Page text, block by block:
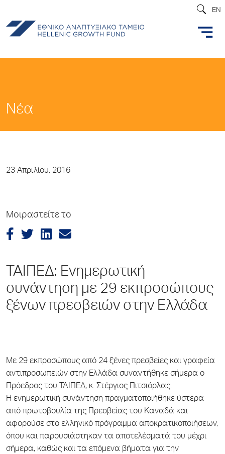
EN
Νέα
23 Απριλίου, 2016
Μοιραστείτε το
ΤΑΙΠΕΔ: Ενημερωτική
συνάντηση με 29 εκπροσώπους
ξένων πρεσβειών στην Ελλάδα
Με 29 εκπροσώπους από 24 ξένες πρεσβείες και γραφεία
αντιπροσωπειών στην Ελλάδα συναντήθηκε σήμερα ο
Πρόεδρος του ΤΑΙΠΕΔ, κ. Στέργιος Πιτσιόρλας.
Η ενημερωτική συνάντηση πραγματοποιήθηκε ύστερα
από πρωτοβουλία της Πρεσβείας του Καναδά και
αφορούσε στο ελληνικό πρόγραμμα αποκρατικοποιήσεων,
όπου και παρουσιάστηκαν τα αποτελέσματά του μέχρι
σήμερα, καθώς και τα επόμενα βήματα για την